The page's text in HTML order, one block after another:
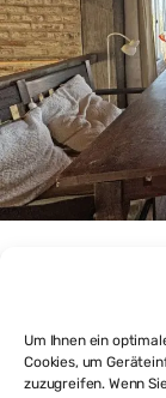
Um Ihnen ein
Cookies, um
zuzugreifen. Wenn
das Meer in La
3beds 2
31 Rambla